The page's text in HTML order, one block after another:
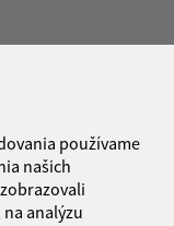
používame
našich
analýzu